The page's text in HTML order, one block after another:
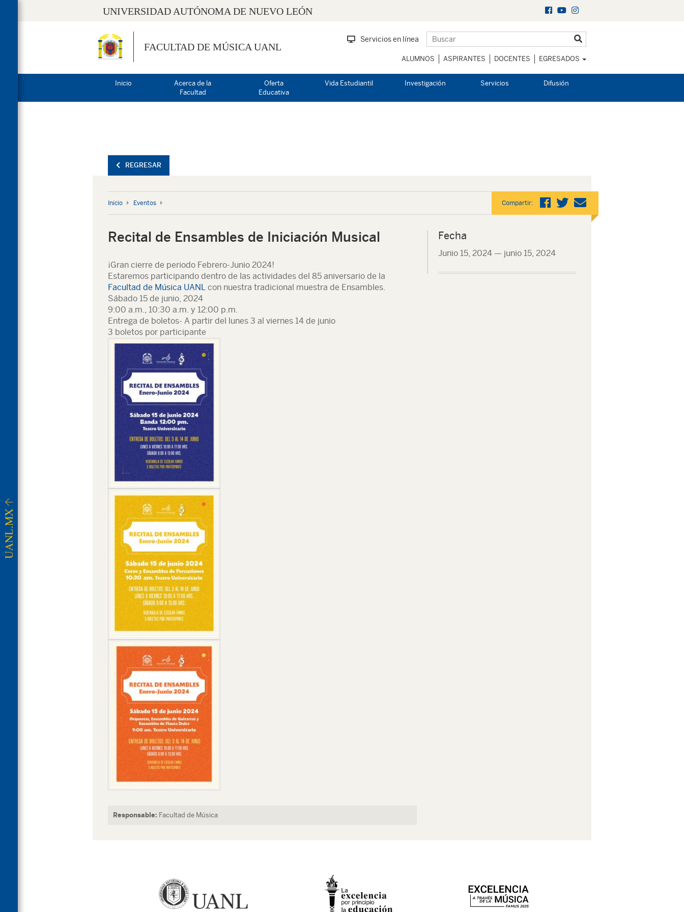
UNIVERSIDAD AUTÓNOMA DE NUEVO LEÓN
FACULTAD DE MÚSICA UANL
Servicios en línea
ALUMNOS ASPIRANTES DOCENTES EGRESADOS
Inicio
Acerca de la
Facultad
Oferta
Educativa
Vida Estudiantil Investigación Servicios Difusión
REGRESAR
Inicio Eventos Compartir:
Recital de Ensambles de Iniciación Musical
¡Gran cierre de periodo Febrero-Junio 2024!
Estaremos participando dentro de las actividades del 85 aniversario de la
Facultad de Música UANL con nuestra tradicional muestra de Ensambles.
Sábado 15 de junio, 2024
9:00 a.m., 10:30 a.m. y 12:00 p.m.
Entrega de boletos- A partir del lunes 3 al viernes 14 de junio
3 boletos por participante
Responsable: Facultad de Música
Fecha
Junio 15, 2024— junio 15, 2024